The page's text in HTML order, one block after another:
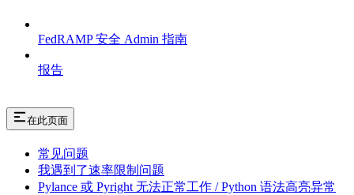
FedRAMP 安全 Admin 指南
报告
在此页面
常见问题
我遇到了速率限制问题
Pylance 或 Pyright 无法正常工作 / Python 语法高亮异常